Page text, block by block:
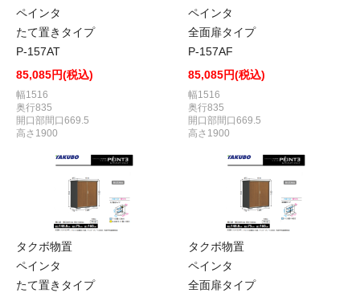
ペインタ
たて置きタイプ
P-157AT
85,085円(税込)
幅1516
奥行835
開口部間口669.5
高さ1900
ペインタ
全面扉タイプ
P-157AF
85,085円(税込)
幅1516
奥行835
開口部間口669.5
高さ1900
タクボ物置
ペインタ
たて置きタイプ
タクボ物置
ペインタ
全面扉タイプ